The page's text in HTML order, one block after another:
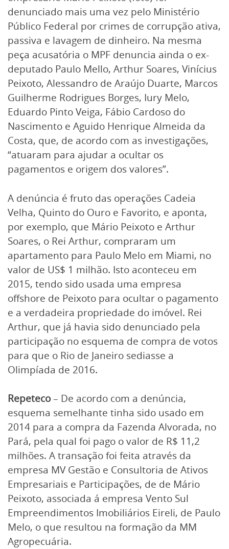
denunciado mais uma vez pelo Ministério
Público Federal por crimes de corrupção ativa,
passiva e lavagem de dinheiro. Na mesma
peça acusatória o MPF denuncia ainda o ex-
deputado Paulo Mello, Arthur Soares, Vinícius
Peixoto, Alessandro de Araújo Duarte, Marcos
Guilherme Rodrigues Borges, Iury Melo,
Eduardo Pinto Veiga, Fábio Cardoso do
Nascimento e Aguido Henrique Almeida da
Costa, que, de acordo com as investigações,
“atuaram para ajudar a ocultar os
pagamentos e origem dos valores”.
A denúncia é fruto das operações Cadeia
Velha, Quinto do Ouro e Favorito, e aponta,
por exemplo, que Mário Peixoto e Arthur
Soares, o Rei Arthur, compraram um
apartamento para Paulo Melo em Miami, no
valor de US$ 1 milhão. Isto aconteceu em
2015, tendo sido usada uma empresa
offshore de Peixoto para ocultar o pagamento
e a verdadeira propriedade do imóvel. Rei
Arthur, que já havia sido denunciado pela
participação no esquema de compra de votos
para que o Rio de Janeiro sediasse a
Olimpíada de 2016.
Repeteco– De acordo com a denúncia,
esquema semelhante tinha sido usado em
2014 para a compra da Fazenda Alvorada, no
Pará, pela qual foi pago o valor de R$ 11,2
milhões. A transação foi feita através da
empresa MV Gestão e Consultoria de Ativos
Empresariais e Participações, de de Mário
Peixoto, associada á empresa Vento Sul
Empreendimentos Imobiliários Eireli, de Paulo
Melo, o que resultou na formação da MM
Agropecuária.